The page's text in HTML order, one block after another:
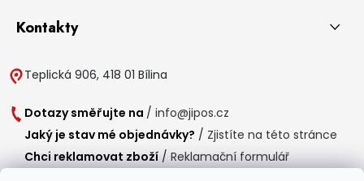
Kontakty
Teplická 906, 418 01 Bílina
Dotazy směřujte na / info@jipos.cz
Jaký je stav mé objednávky? / Zjistíte na této stránce
Chci reklamovat zboží / Reklamační formulář